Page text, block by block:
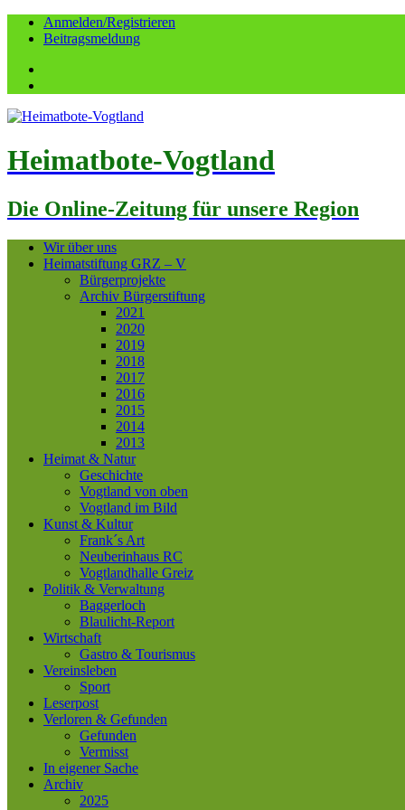
Anmelden/Registrieren
Beitragsmeldung
Heimatbote-Vogtland
Die Online-Zeitung für unsere Region
Wir über uns
Heimatstiftung GRZ – V
Bürgerprojekte
Archiv Bürgerstiftung
2021
2020
2019
2018
2017
2016
2015
2014
2013
Heimat & Natur
Geschichte
Vogtland von oben
Vogtland im Bild
Kunst & Kultur
Frank´s Art
Neuberinhaus RC
Vogtlandhalle Greiz
Politik & Verwaltung
Baggerloch
Blaulicht-Report
Wirtschaft
Gastro & Tourismus
Vereinsleben
Sport
Leserpost
Verloren & Gefunden
Gefunden
Vermisst
In eigener Sache
Archiv
2025